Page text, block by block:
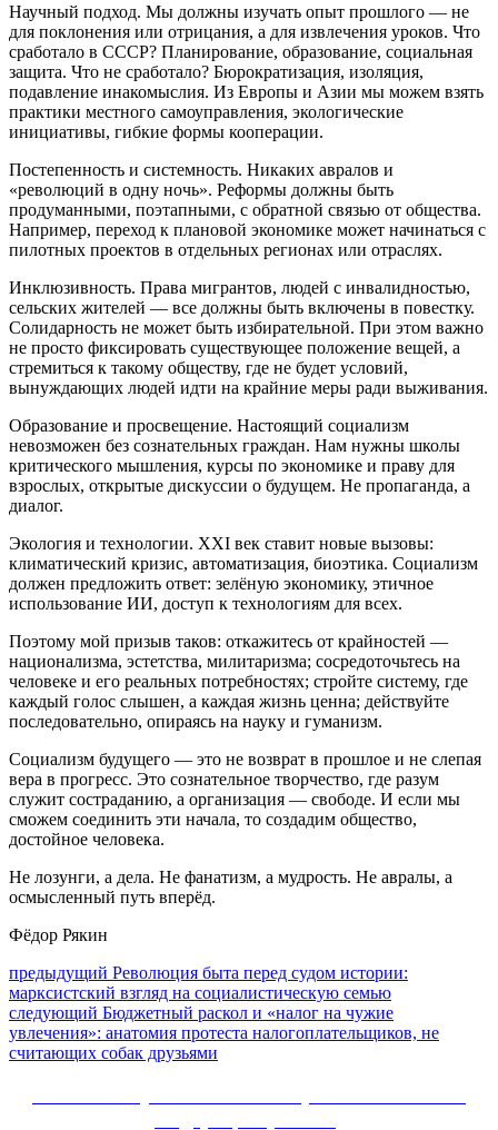
Научный подход. Мы должны изучать опыт прошлого — не
для поклонения или отрицания, а для извлечения уроков. Что
сработало в СССР? Планирование, образование, социальная
защита. Что не сработало? Бюрократизация, изоляция,
подавление инакомыслия. Из Европы и Азии мы можем взять
практики местного самоуправления, экологические
инициативы, гибкие формы кооперации.
Постепенность и системность. Никаких авралов и
«революций в одну ночь». Реформы должны быть
продуманными, поэтапными, с обратной связью от общества.
Например, переход к плановой экономике может начинаться с
пилотных проектов в отдельных регионах или отраслях.
Инклюзивность. Права мигрантов, людей с инвалидностью,
сельских жителей — все должны быть включены в повестку.
Солидарность не может быть избирательной. При этом важно
не просто фиксировать существующее положение вещей, а
стремиться к такому обществу, где не будет условий,
вынуждающих людей идти на крайние меры ради выживания.
Образование и просвещение. Настоящий социализм
невозможен без сознательных граждан. Нам нужны школы
критического мышления, курсы по экономике и праву для
взрослых, открытые дискуссии о будущем. Не пропаганда, а
диалог.
Экология и технологии. XXI век ставит новые вызовы:
климатический кризис, автоматизация, биоэтика. Социализм
должен предложить ответ: зелёную экономику, этичное
использование ИИ, доступ к технологиям для всех.
Поэтому мой призыв таков: откажитесь от крайностей —
национализма, эстетства, милитаризма; сосредоточьтесь на
человеке и его реальных потребностях; стройте систему, где
каждый голос слышен, а каждая жизнь ценна; действуйте
последовательно, опираясь на науку и гуманизм.
Социализм будущего — это не возврат в прошлое и не слепая
вера в прогресс. Это сознательное творчество, где разум
служит состраданию, а организация — свободе. И если мы
сможем соединить эти начала, то создадим общество,
достойное человека.
Не лозунги, а дела. Не фанатизм, а мудрость. Не авралы, а
осмысленный путь вперёд.
Фёдор Рякин
Навигация
по
записям
предыдущий Предыдущий
пост:
Революция быта перед судом истории:
марксистский взгляд на социалистическую семью
следующий Следующее
сообщение:
Бюджетный раскол и «налог на чужие
увлечения»: анатомия протеста налогоплательщиков, не
считающих собак друзьями